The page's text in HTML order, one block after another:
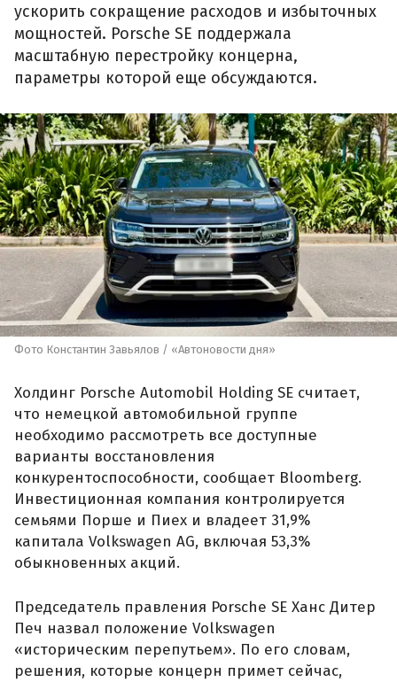
ускорить сокращение расходов и избыточных
мощностей. Porsche SE поддержала
масштабную перестройку концерна,
параметры которой еще обсуждаются.
Фото Константин Завьялов / «Автоновости дня»
Холдинг Porsche Automobil Holding SE считает,
что немецкой автомобильной группе
необходимо рассмотреть все доступные
варианты восстановления
конкурентоспособности, сообщает Bloomberg.
Инвестиционная компания контролируется
семьями Порше и Пиех и владеет 31,9%
капитала Volkswagen AG, включая 53,3%
обыкновенных акций.
Председатель правления Porsche SE Ханс Дитер
Печ назвал положение Volkswagen
«историческим перепутьем». По его словам,
решения, которые концерн примет сейчас,